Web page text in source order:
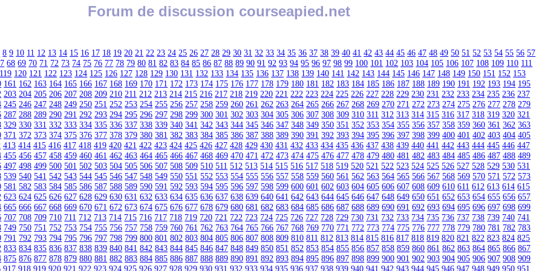
Forum de discussion courseapied.net
8 9 10 11 12 13 14 15 16 17 18 19 20 21 22 23 24 25 26 27 28 29 30 31 32 33 34 35 36 37 38 39 40 41 42 43 44 45 46 47 48 49 50 51 52 53 54 55 56 57
68 69 70 71 72 73 74 75 76 77 78 79 80 81 82 83 84 85 86 87 88 89 90 91 92 93 94 95 96 97 98 99 100 101 102 103 104 105 106 107 108 109 110 111
119 120 121 122 123 124 125 126 127 128 129 130 131 132 133 134 135 136 137 138 139 140 141 142 143 144 145 146 147 148 149 150 151 152 153
161 162 163 164 165 166 167 168 169 170 171 172 173 174 175 176 177 178 179 180 181 182 183 184 185 186 187 188 189 190 191 192 193 194 195
203 204 205 206 207 208 209 210 211 212 213 214 215 216 217 218 219 220 221 222 223 224 225 226 227 228 229 230 231 232 233 234 235 236 237
245 246 247 248 249 250 251 252 253 254 255 256 257 258 259 260 261 262 263 264 265 266 267 268 269 270 271 272 273 274 275 276 277 278 279
287 288 289 290 291 292 293 294 295 296 297 298 299 300 301 302 303 304 305 306 307 308 309 310 311 312 313 314 315 316 317 318 319 320 321
329 330 331 332 333 334 335 336 337 338 339 340 341 342 343 344 345 346 347 348 349 350 351 352 353 354 355 356 357 358 359 360 361 362 363
371 372 373 374 375 376 377 378 379 380 381 382 383 384 385 386 387 388 389 390 391 392 393 394 395 396 397 398 399 400 401 402 403 404 405
413 414 415 416 417 418 419 420 421 422 423 424 425 426 427 428 429 430 431 432 433 434 435 436 437 438 439 440 441 442 443 444 445 446 447
455 456 457 458 459 460 461 462 463 464 465 466 467 468 469 470 471 472 473 474 475 476 477 478 479 480 481 482 483 484 485 486 487 488 489
497 498 499 500 501 502 503 504 505 506 507 508 509 510 511 512 513 514 515 516 517 518 519 520 521 522 523 524 525 526 527 528 529 530 531
539 540 541 542 543 544 545 546 547 548 549 550 551 552 553 554 555 556 557 558 559 560 561 562 563 564 565 566 567 568 569 570 571 572 573
581 582 583 584 585 586 587 588 589 590 591 592 593 594 595 596 597 598 599 600 601 602 603 604 605 606 607 608 609 610 611 612 613 614 615
623 624 625 626 627 628 629 630 631 632 633 634 635 636 637 638 639 640 641 642 643 644 645 646 647 648 649 650 651 652 653 654 655 656 657
665 666 667 668 669 670 671 672 673 674 675 676 677 678 679 680 681 682 683 684 685 686 687 688 689 690 691 692 693 694 695 696 697 698 699
707 708 709 710 711 712 713 714 715 716 717 718 719 720 721 722 723 724 725 726 727 728 729 730 731 732 733 734 735 736 737 738 739 740 741
749 750 751 752 753 754 755 756 757 758 759 760 761 762 763 764 765 766 767 768 769 770 771 772 773 774 775 776 777 778 779 780 781 782 783
791 792 793 794 795 796 797 798 799 800 801 802 803 804 805 806 807 808 809 810 811 812 813 814 815 816 817 818 819 820 821 822 823 824 825
833 834 835 836 837 838 839 840 841 842 843 844 845 846 847 848 849 850 851 852 853 854 855 856 857 858 859 860 861 862 863 864 865 866 867
875 876 877 878 879 880 881 882 883 884 885 886 887 888 889 890 891 892 893 894 895 896 897 898 899 900 901 902 903 904 905 906 907 908 909
917 918 919 920 921 922 923 924 925 926 927 928 929 930 931 932 933 934 935 936 937 938 939 940 941 942 943 944 945 946 947 948 949 950 951